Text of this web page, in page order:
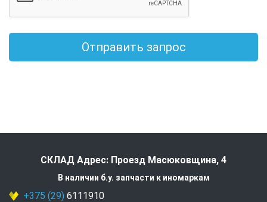
Отправить запрос
СКЛАД Адрес: Проезд Масюковщина, 4
В наличии б.у. запчасти к иномаркам
+375 (29) 6111910